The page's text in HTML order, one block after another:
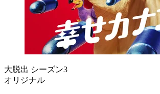
大脱出 シーズン3
オリジナル